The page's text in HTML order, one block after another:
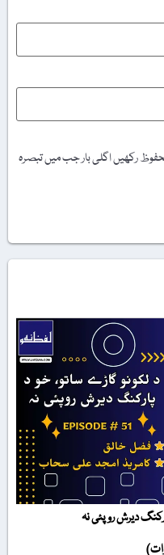
رکھیں اگلی بار جب میں تبصرہ
دیرش روپئی نہ